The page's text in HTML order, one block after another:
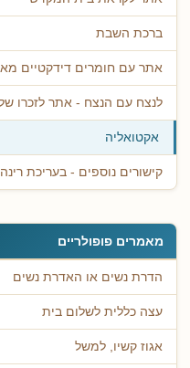
ברכת השבת
אתר עם חומרים דידקטיים
לנצח עם הנצח - אתר לזכרו
אקטואליה
קישורים נוספים - בעריכת רינה
מאמרים פופולריים
הדרת נשים או האדרת נשים
עצה כללית לשלום בית
אגוז קשיו, למשל